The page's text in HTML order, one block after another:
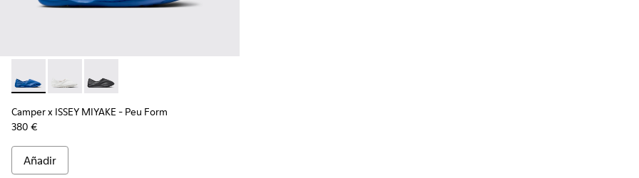
Camper x ISSEY MIYAKE - Peu Form - K101074-004 - Mocasines de piel azules para hombre.
Camper x ISSEY MIYAKE - Peu Form - K101074-003
Camper x ISSEY MIYAKE - Peu Form - K101074-001
Camper x ISSEY MIYAKE - Peu Form
380 €
Añadir